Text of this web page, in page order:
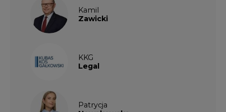
Kamil
Zawicki
KKG
Legal
Patrycja